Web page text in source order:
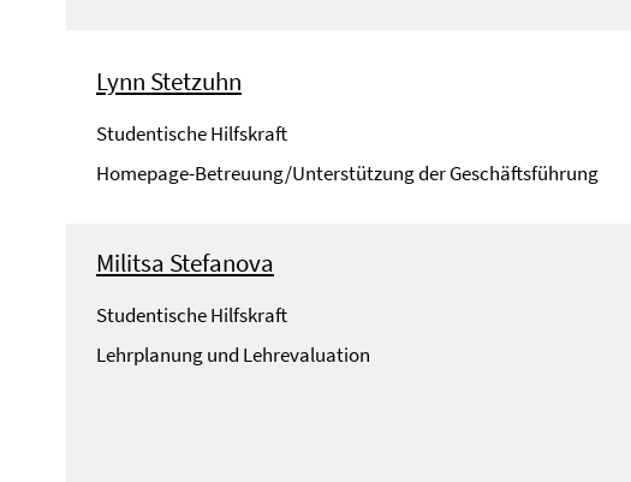
Lynn Stetzuhn
Studentische Hilfskraft
Homepage-Betreuung/Unterstützung der Geschäftsführung
Militsa Stefanova
Studentische Hilfskraft
Lehrplanung und Lehrevaluation